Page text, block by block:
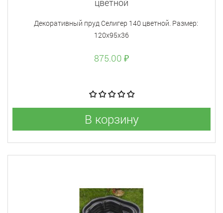
Декоративный пруд Селигер 140 цветной. Размер:
120х95х36
875.00 ₽
В корзину